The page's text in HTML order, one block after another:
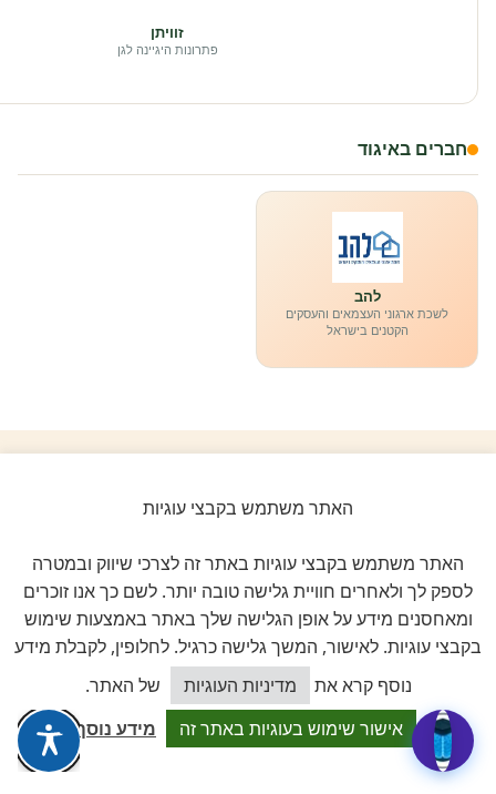
זוויתן
פתרונות היגיינה לגן
חברים באיגוד
להב
לשכת ארגוני העצמאים והעסקים
הקטנים בישראל
ביקורות אמיתיות ב-GOOGLE
★★★★★על בסיס 11 ביקורות מאומתות
לכל הביקורות ב-Google
D
Dalia attia
האתר משתמש בקבצי עוגיות
האתר משתמש בקבצי עוגיות באתר זה לצרכי שיווק ובמטרה
לספק לך ולאחרים חוויית גלישה טובה יותר. לשם כך אנו זוכרים
ומאחסנים מידע על אופן הגלישה שלך באתר באמצעות שימוש
בקבצי עוגיות. לאישור, המשך גלישה כרגיל. לחלופין, לקבלת מידע
נוסף קרא את
מדיניות העוגיות
של האתר.
אישור שימוש בעוגיות באתר זה
מידע נוסף